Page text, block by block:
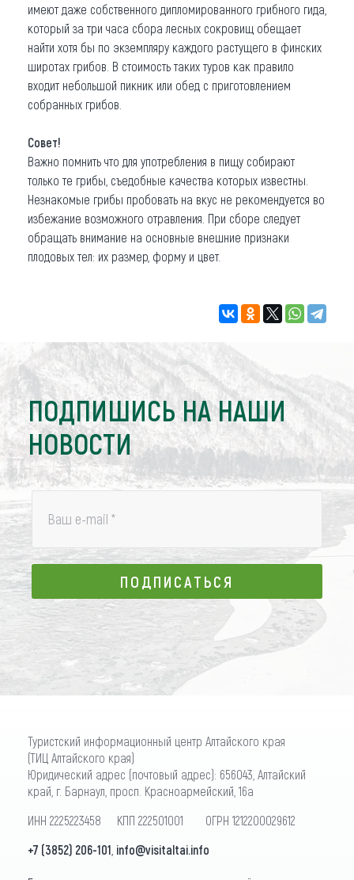
имеют даже собственного дипломированного грибного гида,
который за три часа сбора лесных сокровищ обещает
найти хотя бы по экземпляру каждого растущего в финских
широтах грибов. В стоимость таких туров как правило
входит небольшой пикник или обед с приготовлением
собранных грибов.
Совет!
Важно помнить что для употребления в пищу собирают
только те грибы, съедобные качества которых известны.
Незнакомые грибы пробовать на вкус не рекомендуется во
избежание возможного отравления. При сборе следует
обращать внимание на основные внешние признаки
плодовых тел: их размер, форму и цвет.
ПОДПИШИСЬ НА НАШИ
НОВОСТИ
Ваш e-mail *
ПОДПИСАТЬСЯ
ПОДПИСАТЬСЯ
Туристский информационный центр Алтайского края
(ТИЦ Алтайского края)
Юридический адрес (почтовый адрес): 656043, Алтайский
край, г. Барнаул, просп. Красноармейский, 16а
ИНН 2225223458 КПП 222501001 ОГРН 1212200029612
+7 (3852) 206-101 info@visitaltai.info